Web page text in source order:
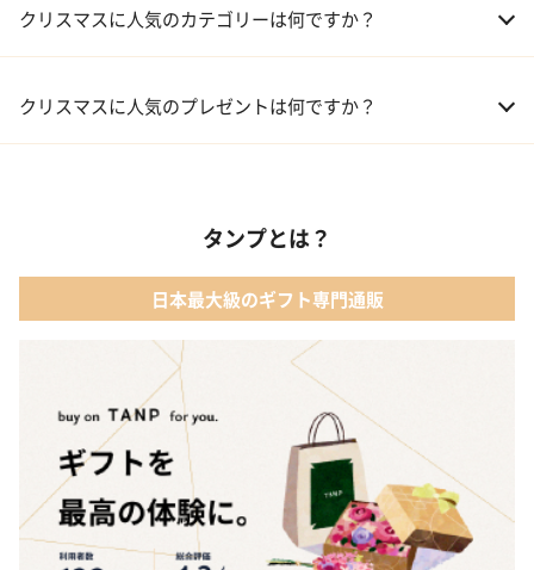
クリスマスに人気のカテゴリーは何ですか？
02 ファッション小物
04 メイクアップ
05 入浴剤・バスケア
クリスマスに人気のプレゼントは何ですか？
03 【名入れギフト】フラワーティントリップ［日本限定ピンクゴ
ールドパッケージ］
04 FLOWERiUM®︎ Christmas toilette（フラワリウム クリスマス
05 2人のための体験カタログ FOR2ギフト（GREEN）
タンプとは？
日本最大級のギフト専門通販